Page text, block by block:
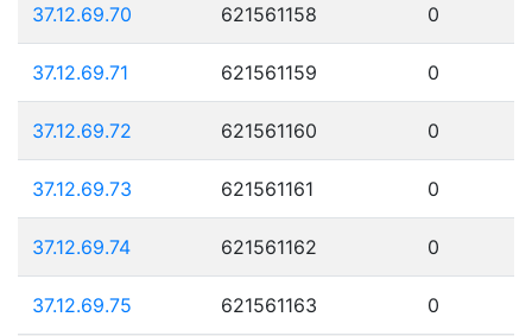
37.12.69.70 621561158 0
37.12.69.71 621561159 0
37.12.69.72 621561160 0
37.12.69.73 621561161 0
37.12.69.74 621561162 0
37.12.69.75 621561163 0